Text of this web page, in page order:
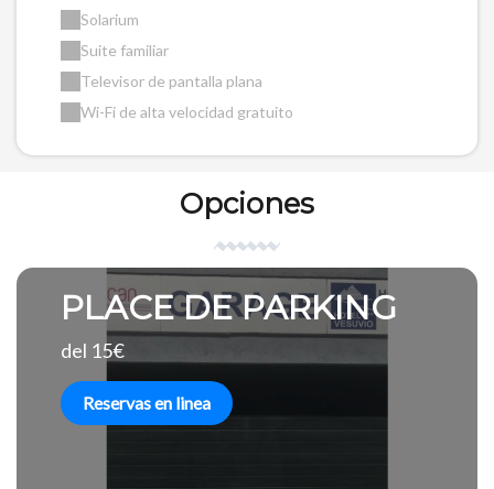
Solarium
Suite familiar
Televisor de pantalla plana
Wi-Fi de alta velocidad gratuito
Opciones
PLACE DE PARKING
del 15€
Reservas en linea